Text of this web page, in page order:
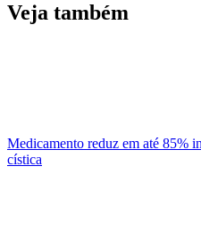
Veja também
Medicamento reduz em até 85%
cística